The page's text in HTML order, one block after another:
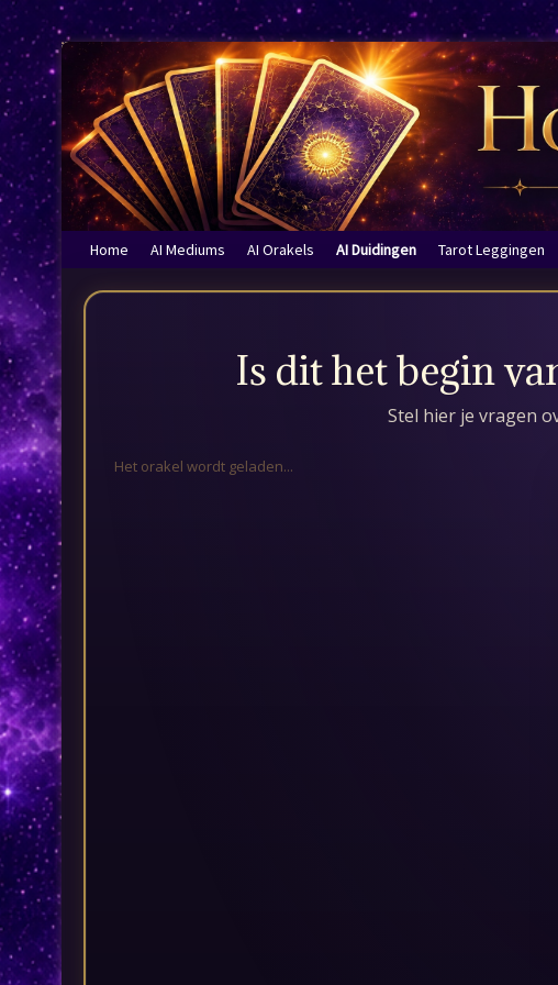
Home AI Mediums AI Orakels AI Duidingen Tarot Leggingen
Is dit het begin
Stel hier je vragen
Het orakel wordt geladen...